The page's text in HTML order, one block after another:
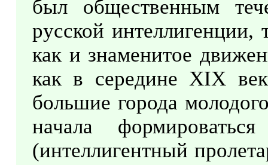
был общественным
русской
как и знаменитое
как в середине XIX
большие города
начала
(интеллигентный